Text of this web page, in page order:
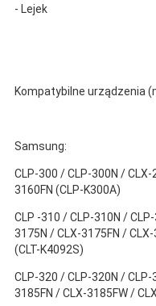
- Lejek
Kompatybilne urządzenia
Samsung:
CLP-300 / CLP-300N /
3160FN (CLP-K300A)
CLP -310 / CLP-310N /
3175N / CLX-3175FN /
(CLT-K4092S)
CLP-320 / CLP-320N /
3185FN / CLX-3185FW /